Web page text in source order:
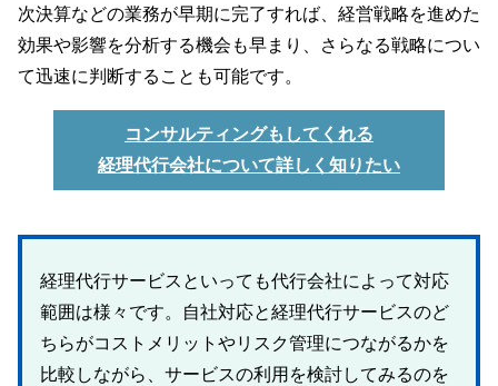
次決算などの業務が早期に完了すれば、経営戦略を進めた
効果や影響を分析する機会も早まり、さらなる戦略につい
て迅速に判断することも可能です。
コンサルティングもしてくれる
経理代行会社について詳しく知りたい
経理代行サービスといっても代行会社によって対応
範囲は様々です。自社対応と経理代行サービスのど
ちらがコストメリットやリスク管理につながるかを
比較しながら、サービスの利用を検討してみるのを